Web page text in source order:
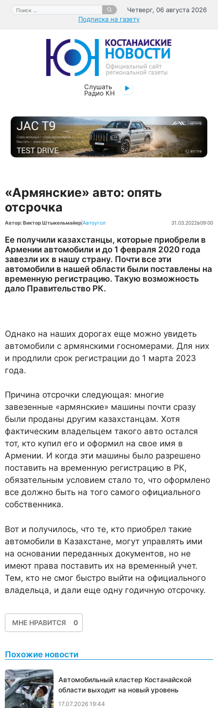
Перейти
содержимому
Поиск:
Четверг, 06 августа 2026
Подписка на газету
Слушать
Радио КН
«Армянские» авто: опять
отсрочка
Автор: Виктор Штыкельмайер Автоугол 31.03.2022в09:00
Ее получили казахстанцы, которые приобрели в
Армении автомобили и до 1 февраля 2020 года
завезли их в нашу страну. Почти все эти
автомобили в нашей области были поставлены на
временную регистрацию. Такую возможность
дало Правительство РК.
Однако на наших дорогах еще можно увидеть
автомобили с армянскими госномерами. Для них
и продлили срок регистрации до 1 марта 2023
года.
Причина отсрочки следующая: многие
завезенные «армянские» машины почти сразу
были проданы другим казахстанцам. Хотя
фактическим владельцем такого авто остался
тот, кто купил его и оформил на свое имя в
Армении. И когда эти машины было разрешено
поставить на временную регистрацию в РК,
обязательным условием стало то, что оформлено
все должно быть на того самого официального
собственника.
Вот и получилось, что те, кто приобрел такие
автомобили в Казахстане, могут управлять ими
на основании переданных документов, но не
имеют права поставить их на временный учет.
Тем, кто не смог быстро выйти на официального
владельца, и дали еще одну годичную отсрочку.
МНЕ НРАВИТСЯ 0
Похожие новости
Автомобильный кластер Костанайской
области выходит на новый уровень
17.07.2026 19:44